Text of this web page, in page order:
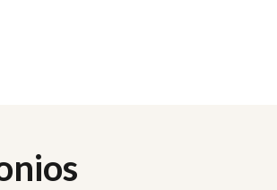
Saber qué hacer cuando un equipo